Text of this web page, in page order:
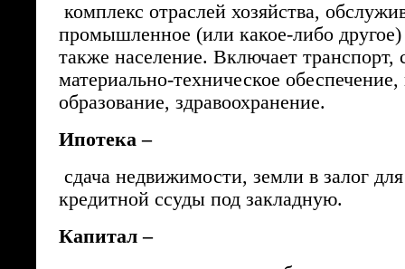
комплекс отраслей хозяйства,
промышленное (или какое-либо другое)
также население. Включает транспорт,
материально-техническое обеспечение,
образование, здравоохранение.
Ипотека –
сдача недвижимости, земли в залог
кредитной ссуды под закладную.
Капитал –